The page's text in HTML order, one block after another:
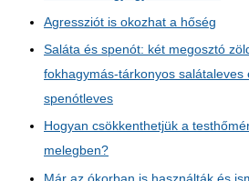
Agressziót is okozhat a hőség
Saláta és spenót: két megosztó
fokhagymás-tárkonyos salátaleves
spenótleves
Hogyan csökkenthetjük a
melegben?